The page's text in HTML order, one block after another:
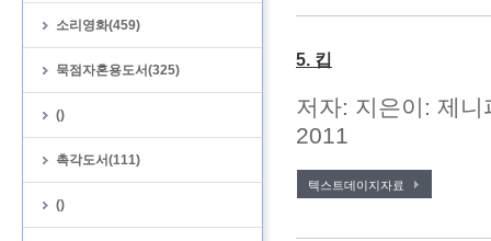
소리영화(459)
묵점자혼용도서(325)
()
촉각도서(111)
()
5. 킵
저자: 지은이: 제
2011
텍스트데이지자료